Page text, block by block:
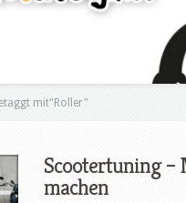
mit" Roller"
Scootertuning –
machen